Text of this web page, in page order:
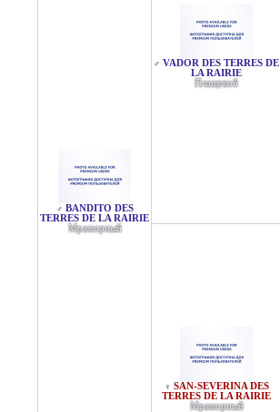
♂ BANDITO DES
TERRES DE LA RAIRIE
Мраморный
♂ VADOR DES TERRES DE
LA RAIRIE
Плащевой
♀ SAN-SEVERINA DES
TERRES DE LA RAIRIE
Мраморный